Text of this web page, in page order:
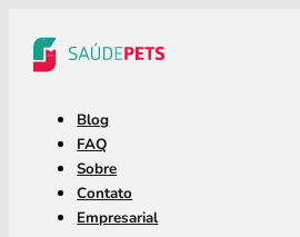
Blog
FAQ
Sobre
Contato
Empresarial